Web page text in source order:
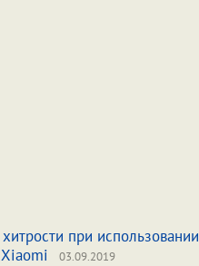
при использовании
03.09.2019